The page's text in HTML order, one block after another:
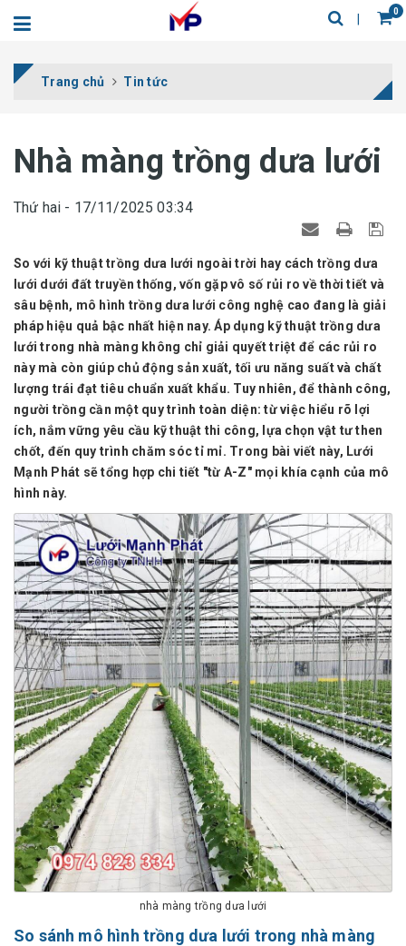
0
Trang chủ Tin tức
Nhà màng trồng dưa lưới
Thứ hai - 17/11/2025 03:34
So với kỹ thuật trồng dưa lưới ngoài trời hay cách trồng dưa
lưới dưới đất truyền thống, vốn gặp vô số rủi ro về thời tiết và
sâu bệnh, mô hình trồng dưa lưới công nghệ cao đang là giải
pháp hiệu quả bậc nhất hiện nay. Áp dụng kỹ thuật trồng dưa
lưới trong nhà màng không chỉ giải quyết triệt để các rủi ro
này mà còn giúp chủ động sản xuất, tối ưu năng suất và chất
lượng trái đạt tiêu chuẩn xuất khẩu. Tuy nhiên, để thành công,
người trồng cần một quy trình toàn diện: từ việc hiểu rõ lợi
ích, nắm vững yêu cầu kỹ thuật thi công, lựa chọn vật tư then
chốt, đến quy trình chăm sóc tỉ mỉ. Trong bài viết này, Lưới
Mạnh Phát sẽ tổng hợp chi tiết "từ A-Z" mọi khía cạnh của mô
hình này.
nhà màng trồng dưa lưới
So sánh mô hình trồng dưa lưới trong nhà màng